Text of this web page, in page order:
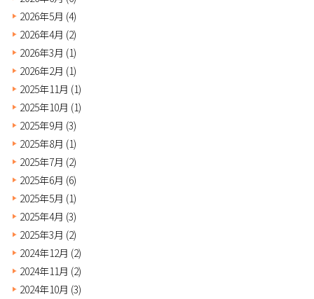
2026年5月 (4)
2026年4月 (2)
2026年3月 (1)
2026年2月 (1)
2025年11月 (1)
2025年10月 (1)
2025年9月 (3)
2025年8月 (1)
2025年7月 (2)
2025年6月 (6)
2025年5月 (1)
2025年4月 (3)
2025年3月 (2)
2024年12月 (2)
2024年11月 (2)
2024年10月 (3)